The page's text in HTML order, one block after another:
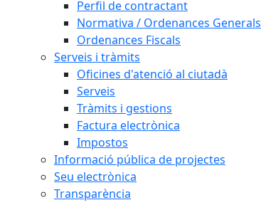
Perfil de contractant
Normativa / Ordenances Generals
Ordenances Fiscals
Serveis i tràmits
Oficines d'atenció al ciutadà
Serveis
Tràmits i gestions
Factura electrònica
Impostos
Informació pública de projectes
Seu electrònica
Transparència